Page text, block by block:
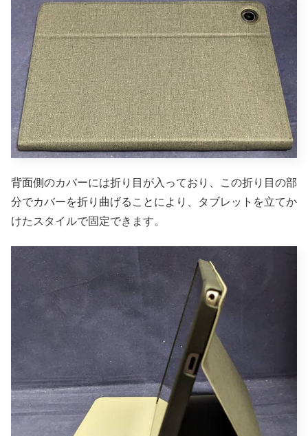
背面側のカバーには折り目が入っており、この折り目の部
分でカバーを折り曲げることにより、タブレットを立てか
けたスタイルで固定できます。